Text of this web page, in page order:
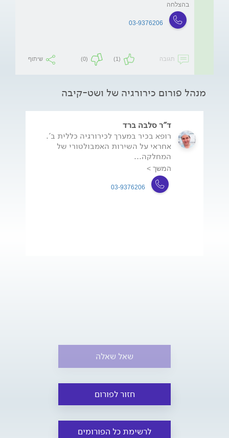
בהצלחה
03-9376206
תגובה (1)
(0) שיתוף
מנהל פורום כירורגיה של ושט-קיבה
ד"ר סלבה ברד
רופא בכיר במערך לכירורגיה כללית ב'.
אחראי על השירות האמבולטורי של
המחלקה...
המשך >
03-9376206
שאל שאלה
חזור לפורום
לרשימת כל הפורומים